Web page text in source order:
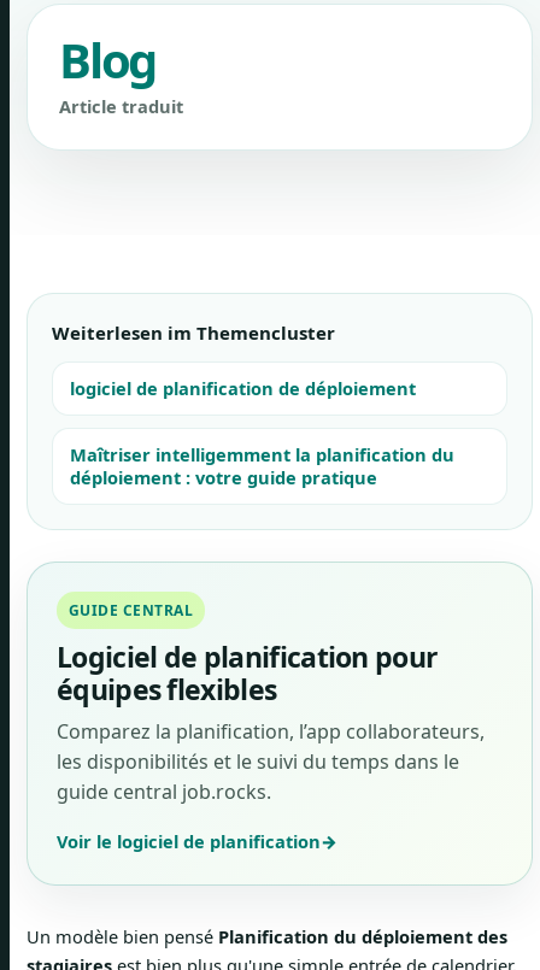
Blog
Article traduit
Weiterlesen im Themencluster
logiciel de planification de déploiement
Maîtriser intelligemment la planification du
déploiement : votre guide pratique
GUIDE CENTRAL
Logiciel de planification pour
équipes flexibles
Comparez la planification, l’app collaborateurs,
les disponibilités et le suivi du temps dans le
guide central job.rocks.
Voir le logiciel de planification→
Un modèle bien pensé Planification du déploiement des
stagiaires est bien plus qu'une simple entrée de calendrier,